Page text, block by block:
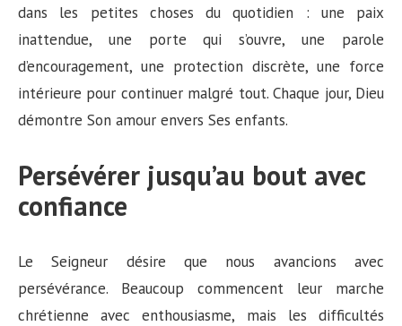
dans les petites choses du quotidien : une paix
inattendue, une porte qui s’ouvre, une parole
d’encouragement, une protection discrète, une force
intérieure pour continuer malgré tout. Chaque jour, Dieu
démontre Son amour envers Ses enfants.
Persévérer jusqu’au bout avec
confiance
Le Seigneur désire que nous avancions avec
persévérance. Beaucoup commencent leur marche
chrétienne avec enthousiasme, mais les difficultés